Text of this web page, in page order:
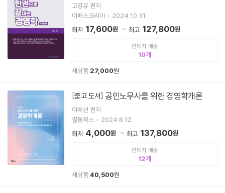
고강유 편저
이패스코리아
2024.10.31.
최저 17,600원 최고 127,800원
판매자 배송
10
새상품 27,000원
[중고 도서] 공인노무사를 위한 경영학개론
이해선 편저
필통북스
2024.8.12.
최저 4,000원 최고 137,800원
판매자 배송
12
새상품 40,500원